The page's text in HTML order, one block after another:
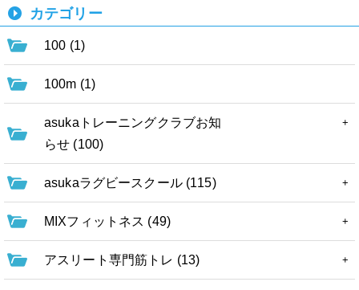
カテゴリー
100 (1)
100m (1)
asukaトレーニングクラブお知
らせ (100)
asukaラグビースクール (115)
MIXフィットネス (49)
アスリート専門筋トレ (13)